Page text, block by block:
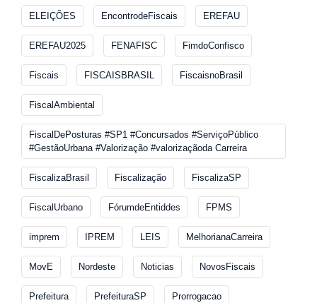
ELEIÇÕES EncontrodeFiscais EREFAU
EREFAU2025 FENAFISC FimdoConfisco
Fiscais FISCAISBRASIL FiscaisnoBrasil
FiscalAmbiental
FiscalDePosturas #SP1 #Concursados #ServiçoPúblico
#GestãoUrbana #Valorização #valorizaçãoda Carreira
FiscalizaBrasil Fiscalização FiscalizaSP
FiscalUrbano FórumdeEntiddes FPMS
imprem IPREM LEIS MelhorianaCarreira
MovE Nordeste Noticias NovosFiscais
Prefeitura PrefeituraSP Prorrogacao